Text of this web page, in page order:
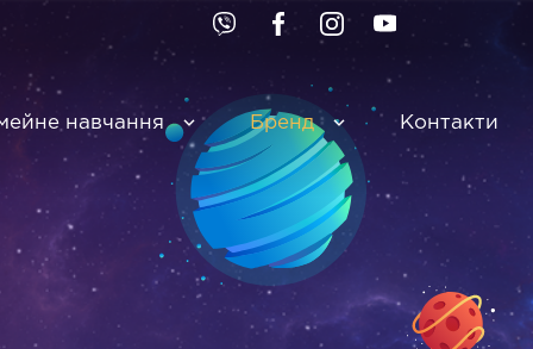
навчання Бренд Контакти